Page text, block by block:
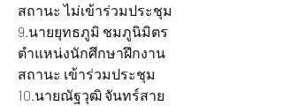
สถานะ ไม่เข้าร่วมประชุม
9.นายยุทธภูมิ ชมภูนิมิตร
ตำแหน่งนักศึกษาฝึกงาน
สถานะ เข้าร่วมประชุม
10.นายณัฐวุฒิ จันทร์สาย